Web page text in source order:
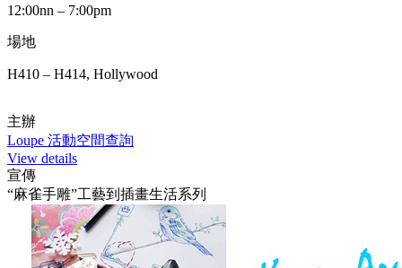
12:00nn – 7:00pm
場地
H410 – H414, Hollywood
主辦
Loupe 活動空間查詢
View details
宣傳
“麻雀手雕”工藝到插畫生活系列